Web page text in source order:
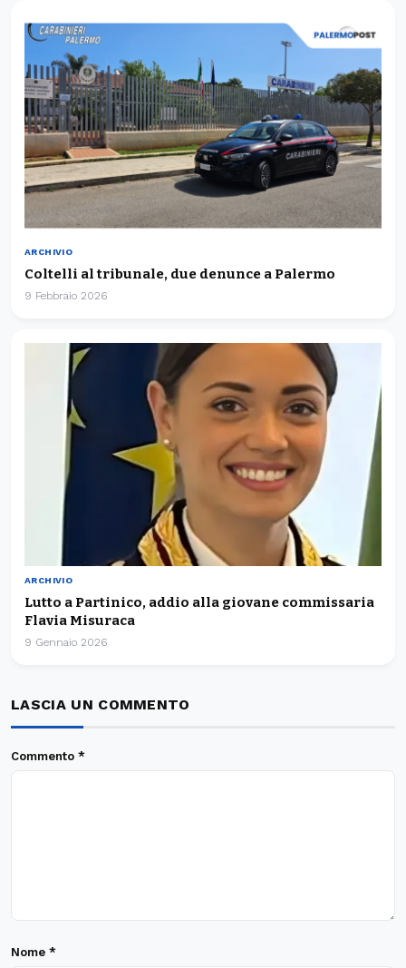
ARCHIVIO
Coltelli al tribunale, due denunce a Palermo
9 Febbraio 2026
ARCHIVIO
Lutto a Partinico, addio alla giovane commissaria
Flavia Misuraca
9 Gennaio 2026
LASCIA UN COMMENTO
Commento *
Nome *